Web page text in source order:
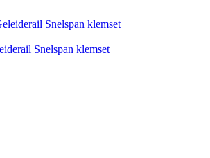
Snelspan klemset